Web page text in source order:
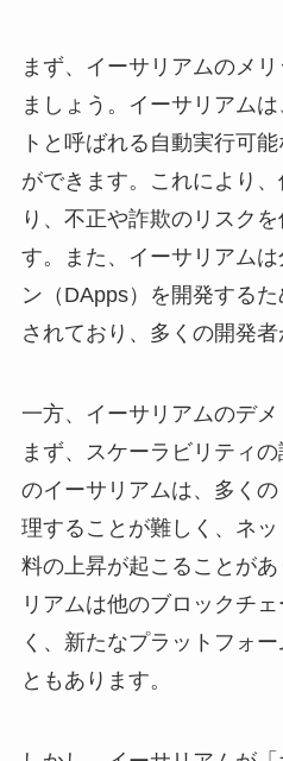
まず、イーサリアムのメ
ましょう。イーサリアム
トと呼ばれる自動実行可
ができます。これにより
り、不正や詐欺のリスク
す。また、イーサリアム
ン（DApps）を開発する
されており、多くの開発者
一方、イーサリアムのデメ
まず、スケーラビリティ
のイーサリアムは、多く
理することが難しく、ネ
料の上昇が起こることが
リアムは他のブロックチ
く、新たなプラットフォ
ともあります。